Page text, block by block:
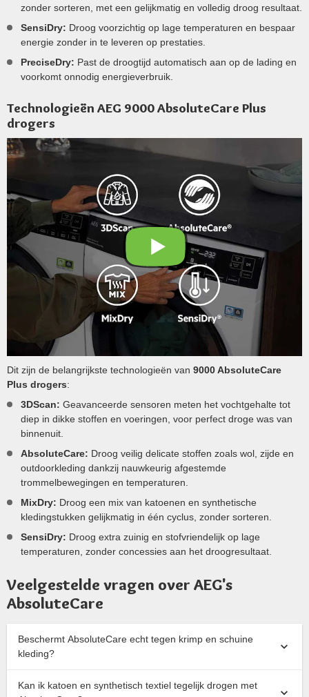
zonder sorteren, met een gelijkmatig en volledig droog resultaat.
SensiDry: Droog voorzichtig op lage temperaturen en bespaar
energie zonder in te leveren op prestaties.
PreciseDry: Past de droogtijd automatisch aan op de lading en
voorkomt onnodig energieverbruik.
Technologieën AEG 9000 AbsoluteCare Plus
drogers
Dit zijn de belangrijkste technologieën van 9000 AbsoluteCare
Plus drogers:
3DScan: Geavanceerde sensoren meten het vochtgehalte tot
diep in dikke stoffen en voeringen, voor perfect droge was van
binnenuit.
AbsoluteCare: Droog veilig delicate stoffen zoals wol, zijde en
outdoorkleding dankzij nauwkeurig afgestemde
trommelbewegingen en temperaturen.
MixDry: Droog een mix van katoenen en synthetische
kledingstukken gelijkmatig in één cyclus, zonder sorteren.
SensiDry: Droog extra zuinig en stofvriendelijk op lage
temperaturen, zonder concessies aan het droogresultaat.
Veelgestelde vragen over AEG's
AbsoluteCare
Beschermt AbsoluteCare echt tegen krimp en schuine
kleding?
Kan ik katoen en synthetisch textiel tegelijk drogen met